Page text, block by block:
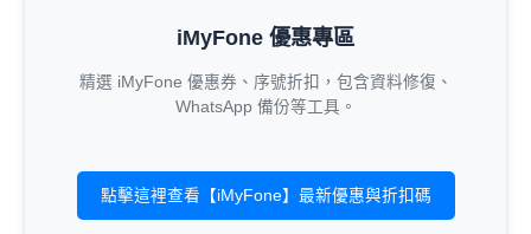
iMyFone 優惠專區
精選 iMyFone 優惠券、序號折扣，包含資料修復、
WhatsApp 備份等工具。
點擊這裡查看【iMyFone】最新優惠與折扣碼